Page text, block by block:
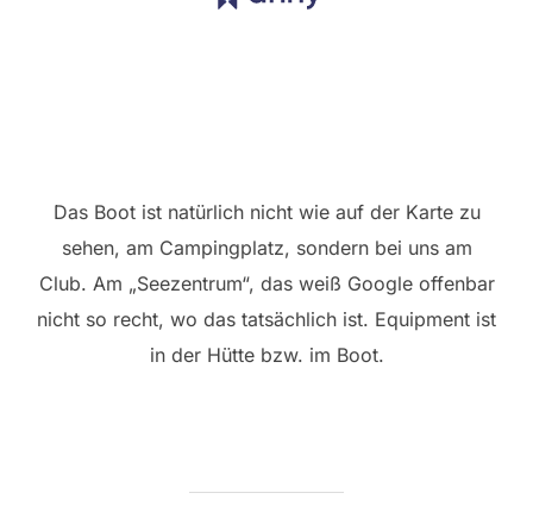
Das Boot ist natürlich nicht wie auf der Karte zu
sehen, am Campingplatz, sondern bei uns am
Club. Am „Seezentrum“, das weiß Google offenbar
nicht so recht, wo das tatsächlich ist. Equipment ist
in der Hütte bzw. im Boot.